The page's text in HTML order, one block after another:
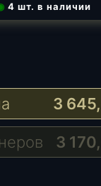
4 шт. в наличии
3
3